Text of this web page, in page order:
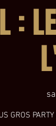
:
GROS